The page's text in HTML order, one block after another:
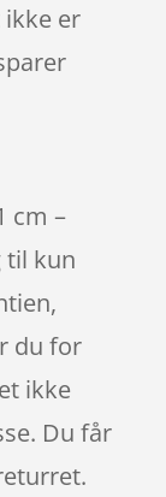
er
cm –
til kun
du for
ikke
Du får